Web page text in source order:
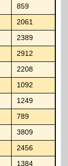
859
2061
2389
2912
2208
1092
1249
789
3809
2456
1384